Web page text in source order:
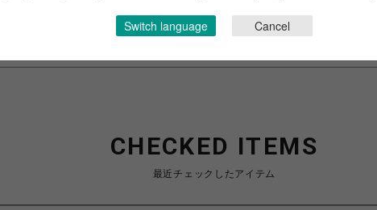
ショップお問い合わせはこちら
CHECKED ITEMS
最近チェックしたアイテム
Switch language Cancel